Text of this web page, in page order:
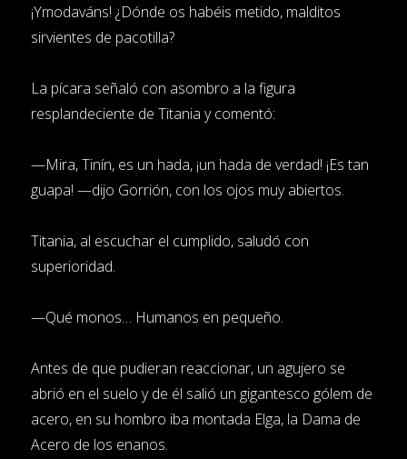
¡Ymodaváns! ¿Dónde os habéis metido, malditos
sirvientes de pacotilla?
La pícara señaló con asombro a la figura
resplandeciente de Titania y comentó:
—Mira, Tinín, es un hada, ¡un hada de verdad! ¡Es tan
guapa! —dijo Gorrión, con los ojos muy abiertos.
Titania, al escuchar el cumplido, saludó con
superioridad.
—Qué monos… Humanos en pequeño.
Antes de que pudieran reaccionar, un agujero se
abrió en el suelo y de él salió un gigantesco gólem de
acero, en su hombro iba montada Elga, la Dama de
Acero de los enanos.